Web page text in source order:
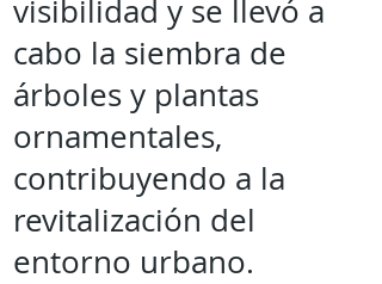
visibilidad y se llevó a
cabo la siembra de
árboles y plantas
ornamentales,
contribuyendo a la
revitalización del
entorno urbano.